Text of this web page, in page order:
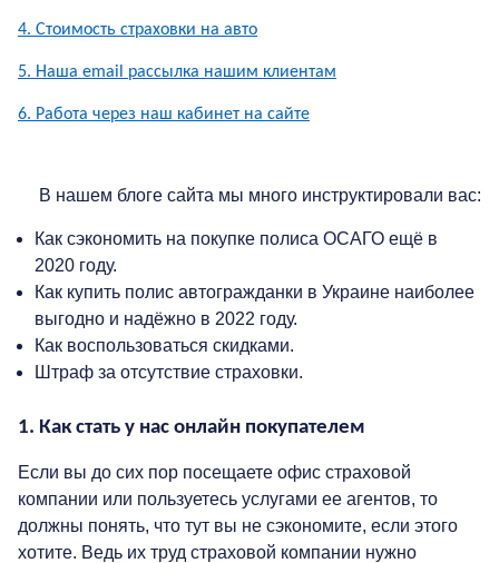
4. Стоимость страховки на авто
5. Наша email рассылка нашим клиентам
6. Работа через наш кабинет на сайте
В нашем блоге сайта мы много инструктировали вас:
Как сэкономить на покупке полиса ОСАГО ещё в
2020 году.
Как купить полис автогражданки в Украине наиболее
выгодно и надёжно в 2022 году.
Как воспользоваться скидками.
Штраф за отсутствие страховки.
1. Как стать у нас онлайн покупателем
Если вы до сих пор посещаете офис страховой
компании или пользуетесь услугами ее агентов, то
должны понять, что тут вы не сэкономите, если этого
хотите. Ведь их труд страховой компании нужно